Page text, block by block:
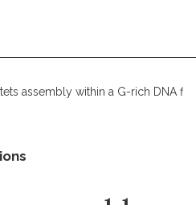
assembly within a G-rich DNA